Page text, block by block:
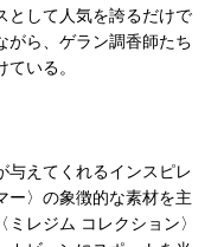
として人気を誇るだけで
がら、ゲラン調香師たち
いる。
与えてくれるインスピレ
ー〉の象徴的な素材を主
レジム コレクション〉